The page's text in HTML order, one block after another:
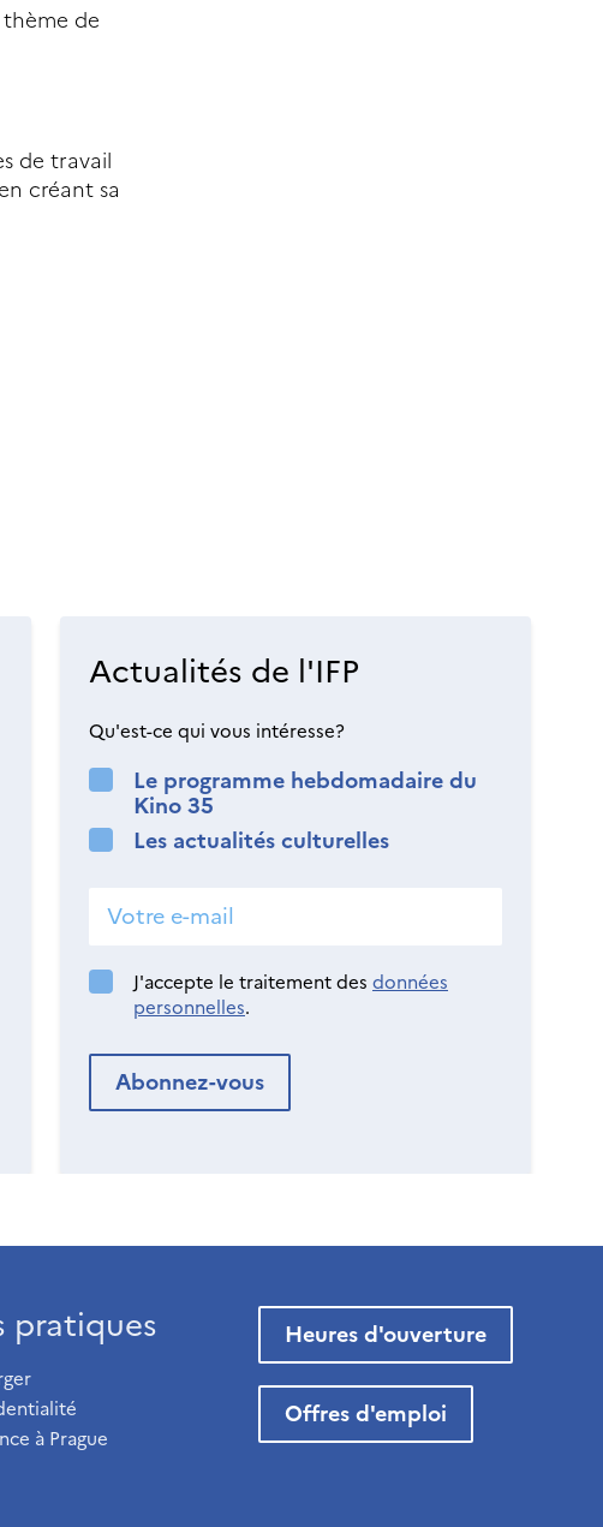
de
de travail
créant sa
Actualités de l'IFP
Qu'est-ce qui vous intéresse?
Le programme hebdomadaire du
Kino 35
Les actualités culturelles
J'accepte le traitement des données
personnelles.
pratiques
à Prague
Heures d'ouverture
Offres d'emploi